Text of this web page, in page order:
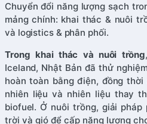
Chuyển đổi năng lượng sạch
mảng chính: khai thác & nuôi
và logistics & phân phối.
Trong khai thác và nuôi trồng
Iceland, Nhật Bản đã thử
hoàn toàn bằng điện, đồng
nhiên liệu và nhiên liệu thay
biofuel. Ở nuôi trồng, giải
trời và gió để cấp năng lượng